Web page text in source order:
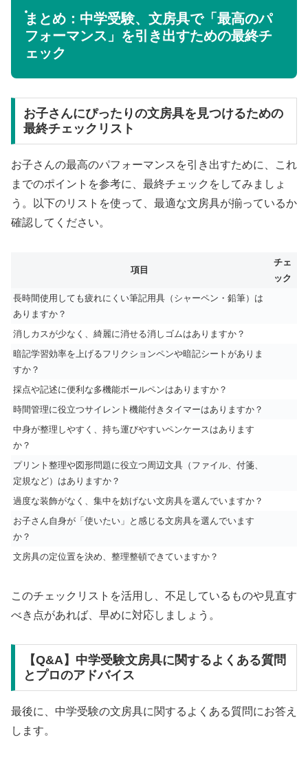
まとめ：中学受験、文房具で「最高のパ
フォーマンス」を引き出すための最終チ
ェック
お子さんにぴったりの文房具を見つけるための
最終チェックリスト
お子さんの最高のパフォーマンスを引き出すために、これ
までのポイントを参考に、最終チェックをしてみましょ
う。以下のリストを使って、最適な文房具が揃っているか
確認してください。
項目
チェ
ック
長時間使用しても疲れにくい筆記用具（シャーペン・鉛筆）は
ありますか？
消しカスが少なく、綺麗に消せる消しゴムはありますか？
暗記学習効率を上げるフリクションペンや暗記シートがありま
すか？
採点や記述に便利な多機能ボールペンはありますか？
時間管理に役立つサイレント機能付きタイマーはありますか？
中身が整理しやすく、持ち運びやすいペンケースはあります
か？
プリント整理や図形問題に役立つ周辺文具（ファイル、付箋、
定規など）はありますか？
過度な装飾がなく、集中を妨げない文房具を選んでいますか？
お子さん自身が「使いたい」と感じる文房具を選んでいます
か？
文房具の定位置を決め、整理整頓できていますか？
このチェックリストを活用し、不足しているものや見直す
べき点があれば、早めに対応しましょう。
【Q&A】中学受験文房具に関するよくある質問
とプロのアドバイス
最後に、中学受験の文房具に関するよくある質問にお答え
します。